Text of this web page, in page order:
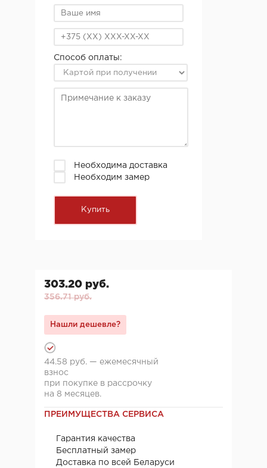
Способ оплаты:
Необходима доставка
Необходим замер
303.20 руб.
356.71 руб.
Нашли дешевле?
44.58 руб. — ежемесячный
взнос
при покупке в рассрочку
на 8 месяцев.
ПРЕИМУЩЕСТВА СЕРВИСА
Гарантия качества
Бесплатный замер
Доставка по всей Беларуси